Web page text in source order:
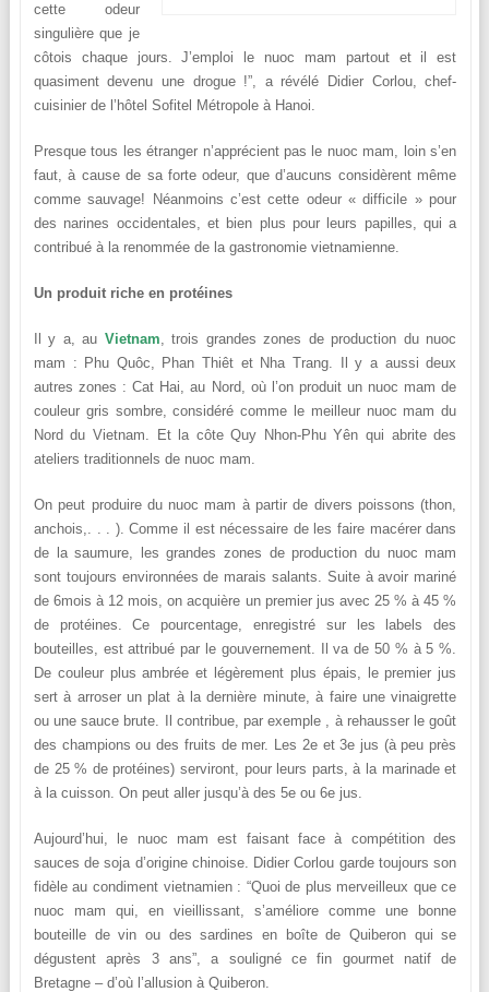
cette odeur
singulière que je
côtois chaque jours. J’emploi le nuoc mam partout et il est
quasiment devenu une drogue !”, a révélé Didier Corlou, chef-
cuisinier de l’hôtel Sofitel Métropole à Hanoi.
Presque tous les étranger n’apprécient pas le nuoc mam, loin s’en
faut, à cause de sa forte odeur, que d’aucuns considèrent même
comme sauvage! Néanmoins c’est cette odeur « difficile » pour
des narines occidentales, et bien plus pour leurs papilles, qui a
contribué à la renommée de la gastronomie vietnamienne.
Un produit riche en protéines
Il y a, au Vietnam, trois grandes zones de production du nuoc
mam : Phu Quôc, Phan Thiêt et Nha Trang. Il y a aussi deux
autres zones : Cat Hai, au Nord, où l’on produit un nuoc mam de
couleur gris sombre, considéré comme le meilleur nuoc mam du
Nord du Vietnam. Et la côte Quy Nhon-Phu Yên qui abrite des
ateliers traditionnels de nuoc mam.
On peut produire du nuoc mam à partir de divers poissons (thon,
anchois,. . . ). Comme il est nécessaire de les faire macérer dans
de la saumure, les grandes zones de production du nuoc mam
sont toujours environnées de marais salants. Suite à avoir mariné
de 6mois à 12 mois, on acquière un premier jus avec 25 % à 45 %
de protéines. Ce pourcentage, enregistré sur les labels des
bouteilles, est attribué par le gouvernement. Il va de 50 % à 5 %.
De couleur plus ambrée et légèrement plus épais, le premier jus
sert à arroser un plat à la dernière minute, à faire une vinaigrette
ou une sauce brute. Il contribue, par exemple , à rehausser le goût
des champions ou des fruits de mer. Les 2e et 3e jus (à peu près
de 25 % de protéines) serviront, pour leurs parts, à la marinade et
à la cuisson. On peut aller jusqu’à des 5e ou 6e jus.
Aujourd’hui, le nuoc mam est faisant face à compétition des
sauces de soja d’origine chinoise. Didier Corlou garde toujours son
fidèle au condiment vietnamien : “Quoi de plus merveilleux que ce
nuoc mam qui, en vieillissant, s’améliore comme une bonne
bouteille de vin ou des sardines en boîte de Quiberon qui se
dégustent après 3 ans”, a souligné ce fin gourmet natif de
Bretagne – d’où l’allusion à Quiberon.